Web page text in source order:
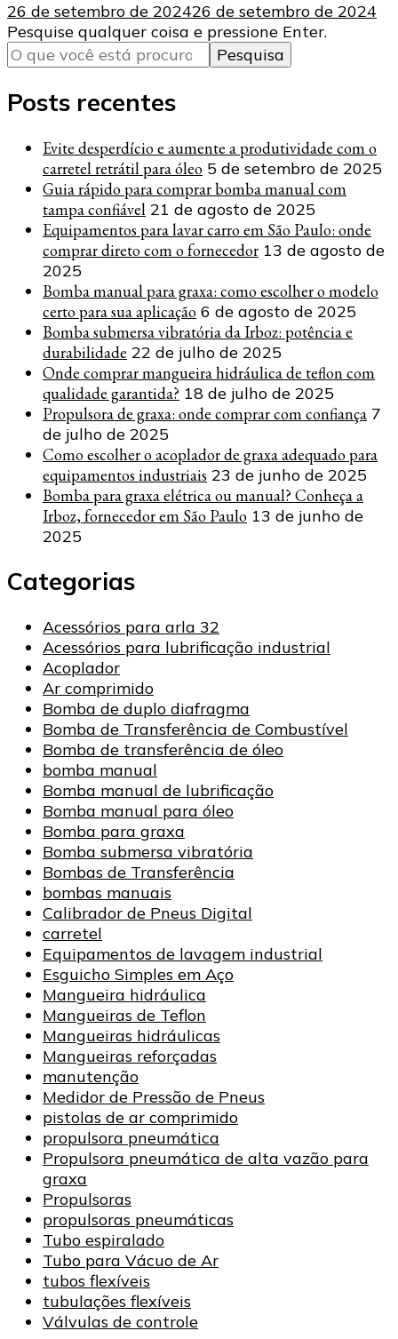
26 de setembro de 202426 de setembro de 2024
Procurando
algo?
Pesquise qualquer coisa e pressione Enter.
Posts recentes
Evite desperdício e aumente a produtividade com o
carretel retrátil para óleo 5 de setembro de 2025
Guia rápido para comprar bomba manual com
tampa confiável 21 de agosto de 2025
Equipamentos para lavar carro em São Paulo: onde
comprar direto com o fornecedor 13 de agosto de
2025
Bomba manual para graxa: como escolher o modelo
certo para sua aplicação 6 de agosto de 2025
Bomba submersa vibratória da Irboz: potência e
durabilidade 22 de julho de 2025
Onde comprar mangueira hidráulica de teflon com
qualidade garantida? 18 de julho de 2025
Propulsora de graxa: onde comprar com confiança 7
de julho de 2025
Como escolher o acoplador de graxa adequado para
equipamentos industriais 23 de junho de 2025
Bomba para graxa elétrica ou manual? Conheça a
Irboz, fornecedor em São Paulo 13 de junho de
2025
Categorias
Acessórios para arla 32
Acessórios para lubrificação industrial
Acoplador
Ar comprimido
Bomba de duplo diafragma
Bomba de Transferência de Combustível
Bomba de transferência de óleo
bomba manual
Bomba manual de lubrificação
Bomba manual para óleo
Bomba para graxa
Bomba submersa vibratória
Bombas de Transferência
bombas manuais
Calibrador de Pneus Digital
carretel
Equipamentos de lavagem industrial
Esguicho Simples em Aço
Mangueira hidráulica
Mangueiras de Teflon
Mangueiras hidráulicas
Mangueiras reforçadas
manutenção
Medidor de Pressão de Pneus
pistolas de ar comprimido
propulsora pneumática
Propulsora pneumática de alta vazão para
graxa
Propulsoras
propulsoras pneumáticas
Tubo espiralado
Tubo para Vácuo de Ar
tubos flexíveis
tubulações flexíveis
Válvulas de controle